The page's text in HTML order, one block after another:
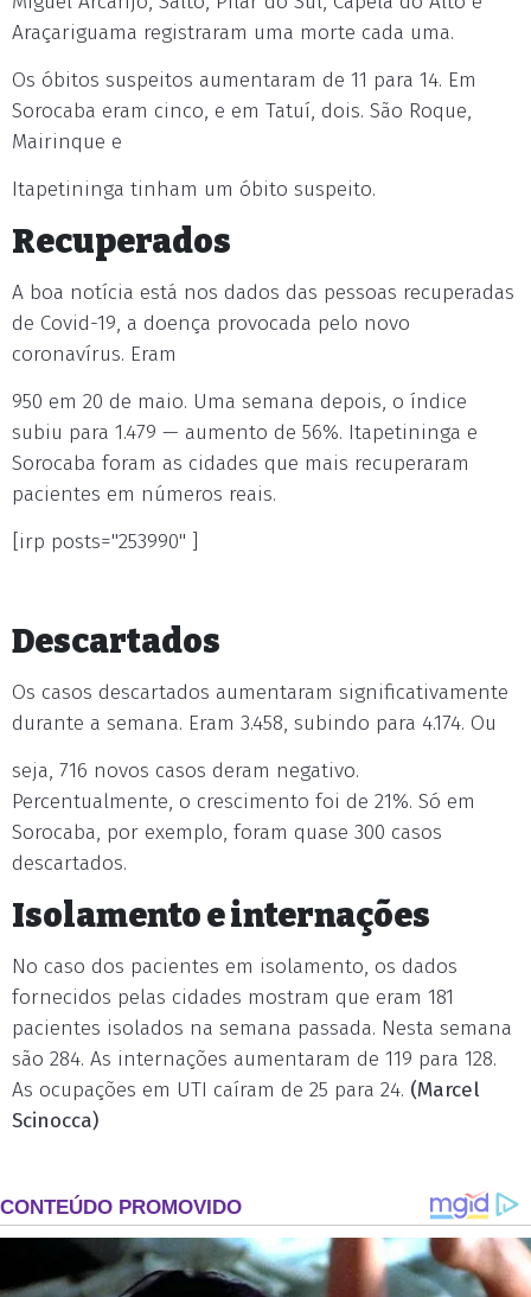
Araçariguama registraram uma morte cada uma.
Os óbitos suspeitos aumentaram de 11 para 14. Em
Sorocaba eram cinco, e em Tatuí, dois. São Roque,
Mairinque e
Itapetininga tinham um óbito suspeito.
Recuperados
A boa notícia está nos dados das pessoas recuperadas
de Covid-19, a doença provocada pelo novo
coronavírus. Eram
950 em 20 de maio. Uma semana depois, o índice
subiu para 1.479 — aumento de 56%. Itapetininga e
Sorocaba foram as cidades que mais recuperaram
pacientes em números reais.
[irp posts="253990" ]
Descartados
Os casos descartados aumentaram significativamente
durante a semana. Eram 3.458, subindo para 4.174. Ou
seja, 716 novos casos deram negativo.
Percentualmente, o crescimento foi de 21%. Só em
Sorocaba, por exemplo, foram quase 300 casos
descartados.
Isolamento e internações
No caso dos pacientes em isolamento, os dados
fornecidos pelas cidades mostram que eram 181
pacientes isolados na semana passada. Nesta semana
são 284. As internações aumentaram de 119 para 128.
As ocupações em UTI caíram de 25 para 24. (Marcel
Scinocca)